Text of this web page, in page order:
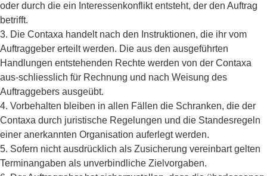
oder durch die ein Interessenkonflikt entsteht, der den Auftrag
betrifft.
3. Die Contaxa handelt nach den Instruktionen, die ihr vom
Auftraggeber erteilt werden. Die aus den ausgeführten
Handlungen entstehenden Rechte werden von der Contaxa
aus-schliesslich für Rechnung und nach Weisung des
Auftraggebers ausgeübt.
4. Vorbehalten bleiben in allen Fällen die Schranken, die der
Contaxa durch juristische Regelungen und die Standesregeln
einer anerkannten Organisation auferlegt werden.
5. Sofern nicht ausdrücklich als Zusicherung vereinbart gelten
Terminangaben als unverbindliche Zielvorgaben.